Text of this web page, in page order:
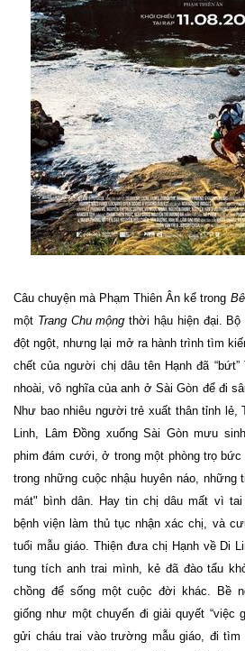
Câu chuyện mà Phạm Thiên Ân kể trong
một Trang Chu mộng thời hậu hiện đại. Bộ
đột ngột, nhưng lại mở ra hành trình tìm
chết của người chị dâu tên Hạnh đã
nhoài, vô nghĩa của anh ở Sài Gòn để đi
Như bao nhiêu người trẻ xuất thân tỉnh lẻ,
Linh, Lâm Đồng xuống Sài Gòn mưu
phim đám cưới, ở trong một phòng trọ
trong những cuộc nhậu huyên náo,
mát" bình dân. Hay tin chị dâu mất vì tai
bệnh viện làm thủ tục nhận xác chị, và
tuổi mẫu giáo. Thiện đưa chị Hạnh về Di
tung tích anh trai mình, kẻ đã đào tẩu
chồng để sống một cuộc đời khác. Bề
giống như một chuyến đi giải quyết “việc
gửi cháu trai vào trường mẫu giáo, đi tìm